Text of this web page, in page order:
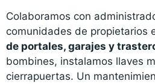
Colaboramos con
comunidades de propietarios
de portales, garajes y
bombines, instalamos llaves
cierrapuertas. Un